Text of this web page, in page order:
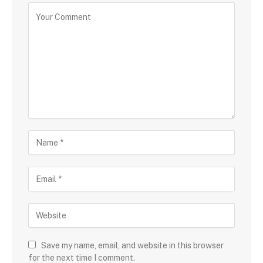
Save my name, email, and website in this browser
for the next time I comment.